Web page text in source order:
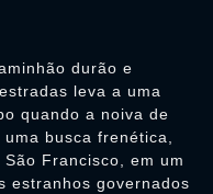
durão e
leva a uma
quando a noiva de
busca frenética,
Francisco, em um
estranhos governados